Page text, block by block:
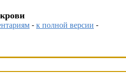
-к полной версии -